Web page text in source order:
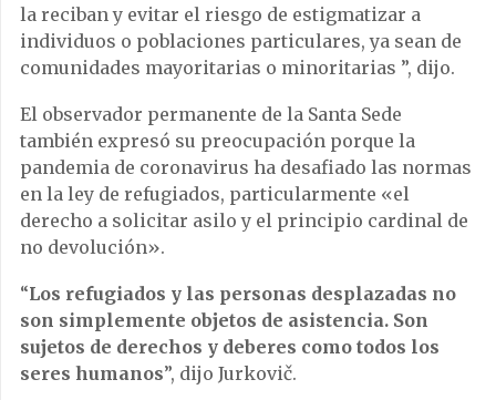
la reciban y evitar el riesgo de estigmatizar a
individuos o poblaciones particulares, ya sean de
comunidades mayoritarias o minoritarias ”, dijo.
El observador permanente de la Santa Sede
también expresó su preocupación porque la
pandemia de coronavirus ha desafiado las normas
en la ley de refugiados, particularmente «el
derecho a solicitar asilo y el principio cardinal de
no devolución».
“Los refugiados y las personas desplazadas no
son simplemente objetos de asistencia. Son
sujetos de derechos y deberes como todos los
seres humanos”, dijo Jurkovič.